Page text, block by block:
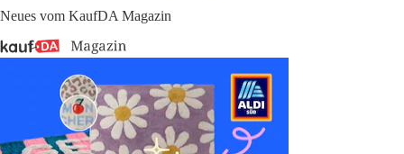
Neues vom KaufDA Magazin